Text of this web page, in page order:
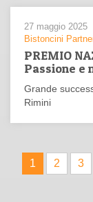
27 maggio 2025
Bistoncini
PREMIO
Passione e
Grande
Rimini
1 2 3